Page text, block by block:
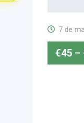
7 de
€45 –